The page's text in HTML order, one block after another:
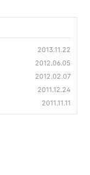
2013.11.22
2012.06.05
2012.02.07
2011.12.24
2011.11.11